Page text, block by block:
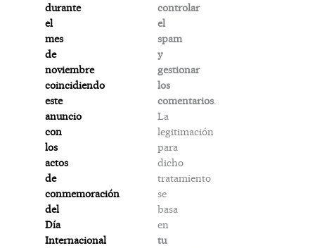
durante
el
mes
de
noviembre
coincidiendo
este
anuncio
con
los
actos
de
conmemoración
del
Día
Internacional
controlar
el
spam
y
gestionar
los
comentarios.
La
legitimación
para
dicho
tratamiento
se
basa
en
tu